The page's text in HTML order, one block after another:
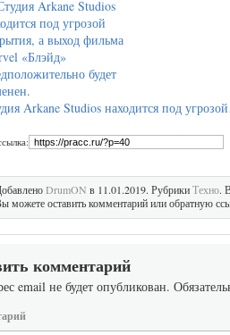
Arkane Studios находится под
DrumON в 11.01.2019. РубрикиТехно.
можете оставить комментарий или обратную
комментарий
email не будет опубликован.